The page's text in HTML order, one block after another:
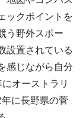
ックポイントを
う野外スポー
設置されている
感じながら自分
オーストラリ
に長野県の菅